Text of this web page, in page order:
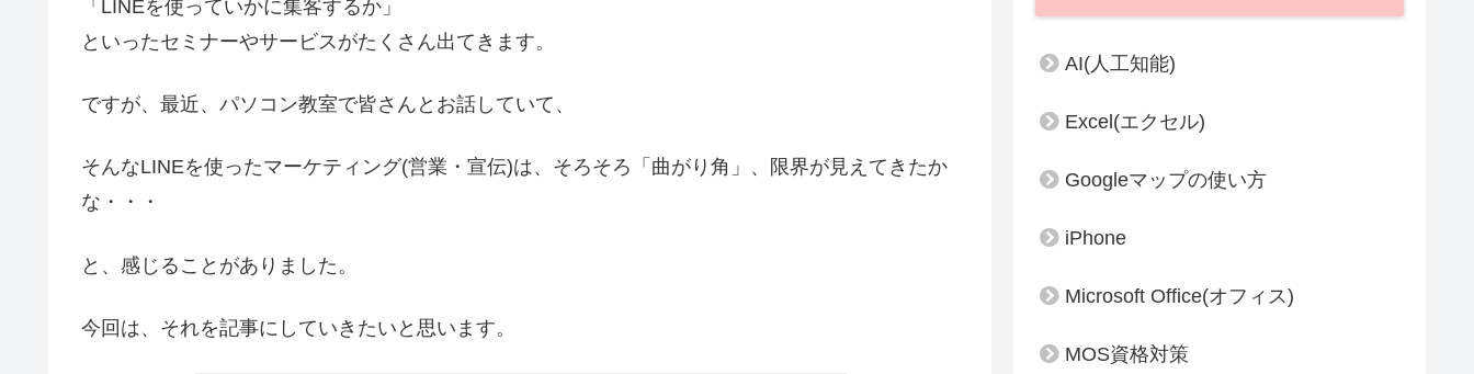
「LINEを使っていかに集客するか」
といったセミナーやサービスがたくさん出てきます。
ですが、最近、パソコン教室で皆さんとお話していて、
そんなLINEを使ったマーケティング(営業・宣伝)は、そろそろ「曲がり角」、限界が見えてきたか
な・・・
と、感じることがありました。
今回は、それを記事にしていきたいと思います。
AI(人工知能)
Excel(エクセル)
Googleマップの使い方
iPhone
Microsoft Office(オフィス)
MOS資格対策